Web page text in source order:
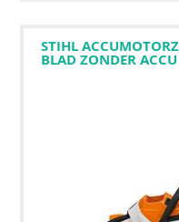
STIHL
BLAD ZONDER